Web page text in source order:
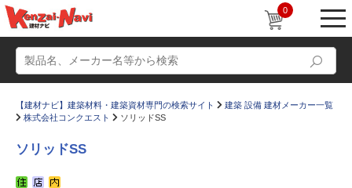
0
【建材ナビ】建築材料・建築資材専門の検索サイト
建築 設備 建材メーカー一覧
株式会社コンクエスト
ソリッドSS
ソリッドSS